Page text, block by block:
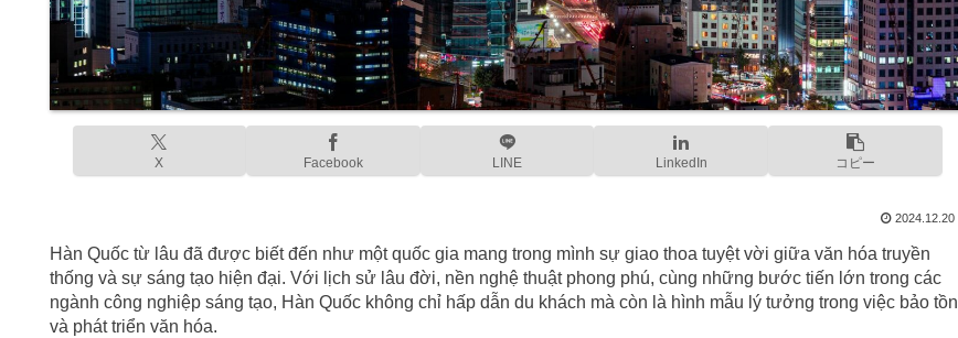
X Facebook LINE LinkedIn コピー
2024.12.20
Hàn Quốc từ lâu đã được biết đến như một quốc gia mang trong mình sự giao thoa tuyệt vời giữa văn hóa truyền
thống và sự sáng tạo hiện đại. Với lịch sử lâu đời, nền nghệ thuật phong phú, cùng những bước tiến lớn trong các
ngành công nghiệp sáng tạo, Hàn Quốc không chỉ hấp dẫn du khách mà còn là hình mẫu lý tưởng trong việc bảo tồn
và phát triển văn hóa.